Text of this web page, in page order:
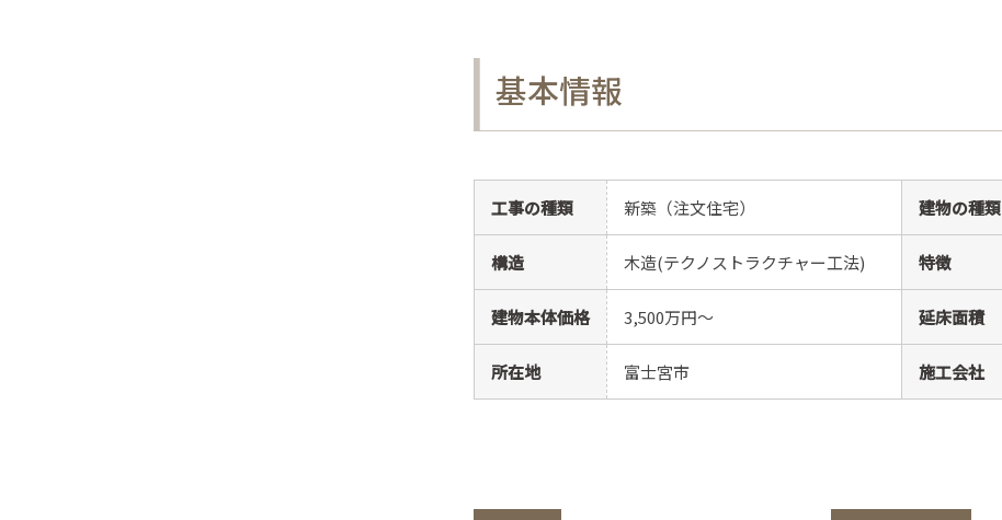
基本情報
工事の種類 新築（注文住宅） 建物の種類
構造 木造(テクノストラクチャー工法) 特徴
建物本体価格 3,500万円〜 延床面積
所在地 富士宮市 施工会社